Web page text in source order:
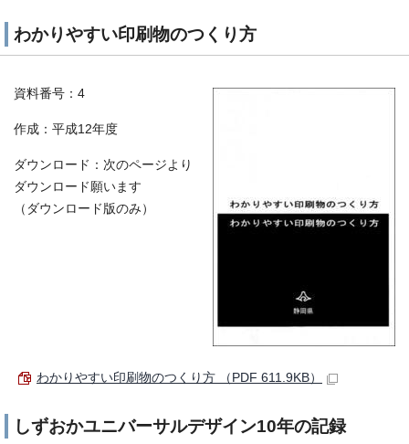
わかりやすい印刷物のつくり方
資料番号：4
作成：平成12年度
ダウンロード：次のページより
ダウンロード願います
（ダウンロード版のみ）
わかりやすい印刷物のつくり方 （PDF 611.9KB）
しずおかユニバーサルデザイン10年の記録